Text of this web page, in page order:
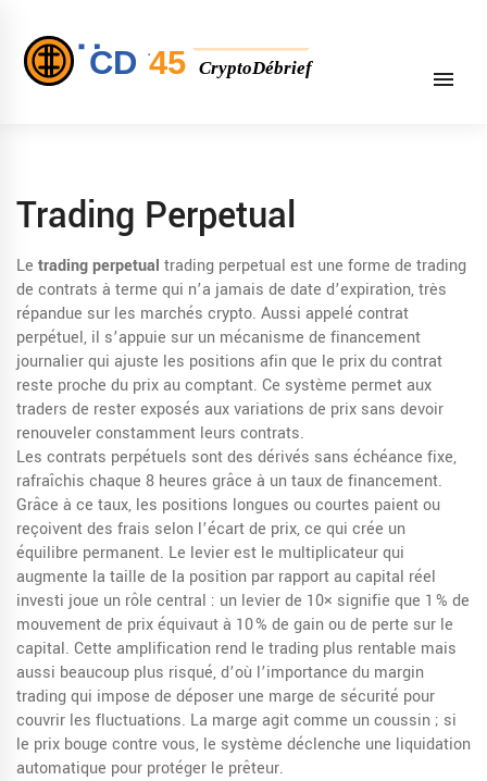
Trading Perpetual
Le trading perpetual trading perpetual est une forme de trading
de contrats à terme qui n’a jamais de date d’expiration, très
répandue sur les marchés crypto. Aussi appelé contrat
perpétuel, il s’appuie sur un mécanisme de financement
journalier qui ajuste les positions afin que le prix du contrat
reste proche du prix au comptant. Ce système permet aux
traders de rester exposés aux variations de prix sans devoir
renouveler constamment leurs contrats.
Les contrats perpétuels sont des dérivés sans échéance fixe,
rafraîchis chaque 8 heures grâce à un taux de financement.
Grâce à ce taux, les positions longues ou courtes paient ou
reçoivent des frais selon l’écart de prix, ce qui crée un
équilibre permanent. Le levierest le multiplicateur qui
augmente la taille de la position par rapport au capital réel
investi joue un rôle central : un levier de 10× signifie que 1 % de
mouvement de prix équivaut à 10 % de gain ou de perte sur le
capital. Cette amplification rend le trading plus rentable mais
aussi beaucoup plus risqué, d’où l’importance du margin
tradingqui impose de déposer une marge de sécurité pour
couvrir les fluctuations. La marge agit comme un coussin ; si
le prix bouge contre vous, le système déclenche une liquidation
automatique pour protéger le prêteur.